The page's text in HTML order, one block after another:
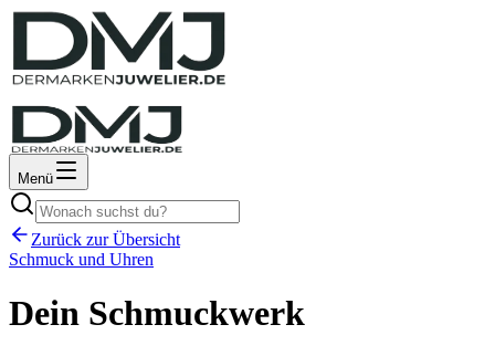
Menü
Zurück zur Übersicht
Schmuck und Uhren
Dein Schmuckwerk